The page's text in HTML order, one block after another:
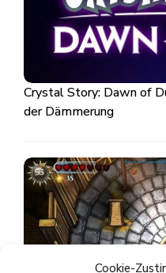
Cookie-
Crystal Story: Dawn of
der Dämmerung